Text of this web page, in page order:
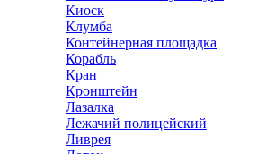
Киоск
Клумба
Контейнерная площадка
Корабль
Кран
Кронштейн
Лазалка
Лежачий полицейский
Ливрея